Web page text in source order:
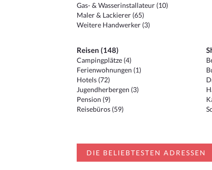
Gas- & Wasserinstallateur (10)
Maler & Lackierer (65)
Weitere Handwerker (3)
Reisen (148)
Campingplätze (4)
Ferienwohnungen (1)
Hotels (72)
Jugendherbergen (3)
Pension (9)
Reisebüros (59)
DIE BELIEBTESTEN ADRESSEN